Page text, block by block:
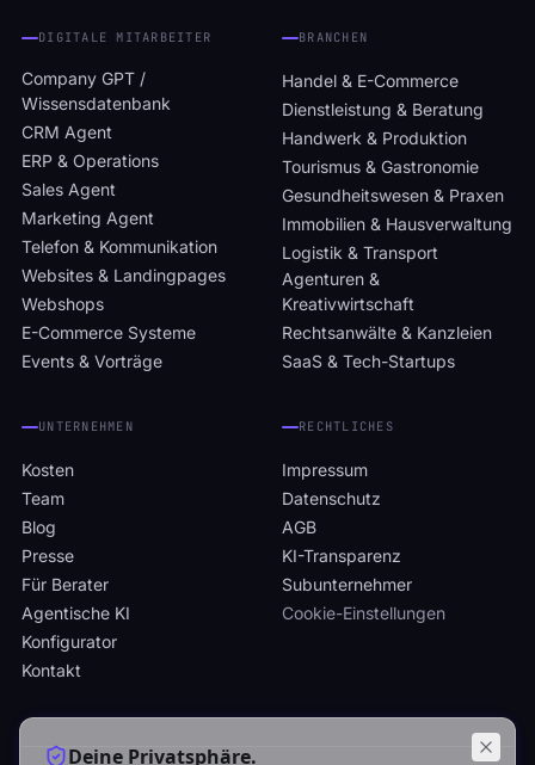
DIGITALE MITARBEITER
Company GPT /
Wissensdatenbank
CRM Agent
ERP & Operations
Sales Agent
Marketing Agent
Telefon & Kommunikation
Websites & Landingpages
Webshops
E-Commerce Systeme
Events & Vorträge
BRANCHEN
Handel & E-Commerce
Dienstleistung & Beratung
Handwerk & Produktion
Tourismus & Gastronomie
Gesundheitswesen & Praxen
Immobilien & Hausverwaltung
Logistik & Transport
Agenturen &
Kreativwirtschaft
Rechtsanwälte & Kanzleien
SaaS & Tech-Startups
UNTERNEHMEN
Kosten
Team
Blog
Presse
Für Berater
Agentische KI
Konfigurator
Kontakt
RECHTLICHES
Impressum
Datenschutz
AGB
KI-Transparenz
Subunternehmer
Cookie-Einstellungen
Deine Privatsphäre.